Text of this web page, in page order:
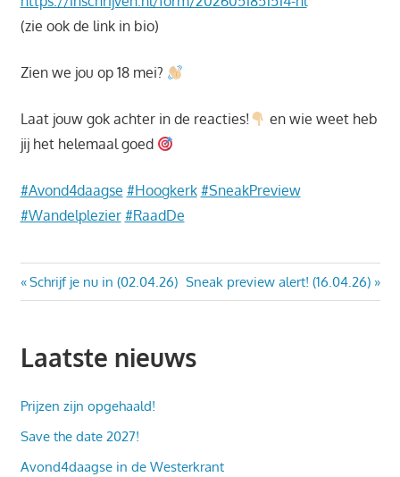
(zie ook de link in bio)
Zien we jou op 18 mei?
Laat jouw gok achter in de reacties!
en wie weet heb
jij het helemaal goed
#Avond4daagse #Hoogkerk #SneakPreview
#Wandelplezier #RaadDe
Bericht
Vorig
bericht:
Schrijf je nu in (02.04.26) Volgend
bericht:
Sneak preview alert! (16.04.26)
Laatste nieuws
Prijzen zijn opgehaald!
Save the date 2027!
Avond4daagse in de Westerkrant